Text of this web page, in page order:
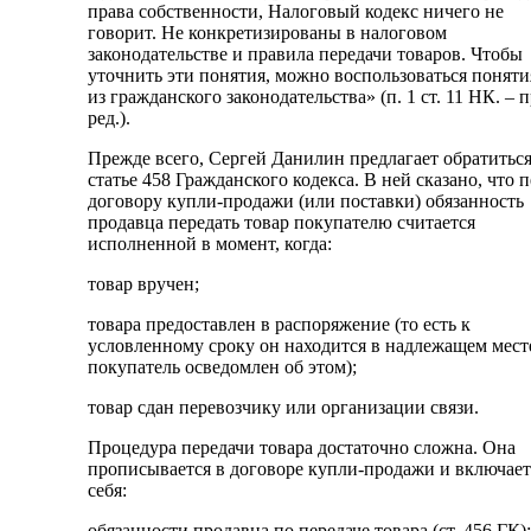
права собственности, Налоговый кодекс ничего не
говорит. Не конкретизированы в налоговом
законодательстве и правила передачи товаров. Чтобы
уточнить эти понятия, можно воспользоваться
из гражданского законодательства» (п. 1 ст. 11 НК. –
ред.).
Прежде всего, Сергей Данилин предлагает
статье 458 Гражданского кодекса. В ней сказано, что
договору купли-продажи (или поставки) обязанность
продавца передать товар покупателю считается
исполненной в момент, когда:
товар вручен;
товара предоставлен в распоряжение (то есть к
условленному сроку он находится в надлежащем
покупатель осведомлен об этом);
товар сдан перевозчику или организации связи.
Процедура передачи товара достаточно сложна. Она
прописывается в договоре купли-продажи и
себя: